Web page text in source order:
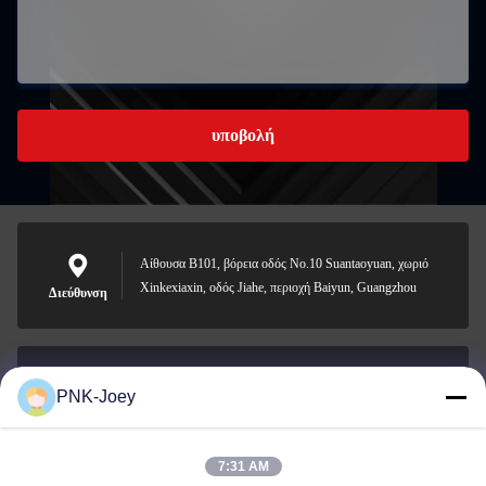
υποβολή
Διεύθυνση
Αίθουσα B101, βόρεια οδός No.10 Suantaoyuan, χωριό
Xinkexiaxin, οδός Jiahe, περιοχή Baiyun, Guangzhou
Ηλεκτρονικό
PNK-Joey
7:31 AM